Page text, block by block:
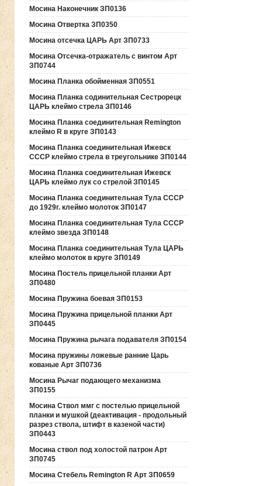
Мосина Наконечник ЗП0136
Мосина Отвертка ЗП0350
Мосина отсечка ЦАРЬ Арт ЗП0733
Мосина Отсечка-отражатель с винтом Арт
ЗП0744
Мосина Планка обойменная ЗП0551
Мосина Планка содинительная Сестрорецк
ЦАРЬ клеймо стрела ЗП0146
Мосина Планка соединительная Remington
клеймо R в круге ЗП0143
Мосина Планка соединительная Ижевск
СССР клеймо стрела в треугольнике ЗП0144
Мосина Планка соединительная Ижевск
ЦАРЬ клеймо лук со стрелой ЗП0145
Мосина Планка соединительная Тула СССР
до 1929г. клеймо молоток ЗП0147
Мосина Планка соединительная Тула СССР
клеймо звезда ЗП0148
Мосина Планка соединительная Тула ЦАРЬ
клеймо молоток в круге ЗП0149
Мосина Постель прицельной планки Арт
ЗП0480
Мосина Пружина боевая ЗП0153
Мосина Пружина прицельной планки Арт
ЗП0445
Мосина Пружина рычага подавателя ЗП0154
Мосина пружины ложевые ранние Царь
кованые Арт ЗП0736
Мосина Рычаг подающего механизма
ЗП0155
Мосина Ствол ммг с постелью прицельной
планки и мушкой (деактивация - продольный
разрез ствола, штифт в казеной части)
ЗП0443
Мосина ствол под холостой патрон Арт
ЗП0745
Мосина Стебель Remington R Арт ЗП0659